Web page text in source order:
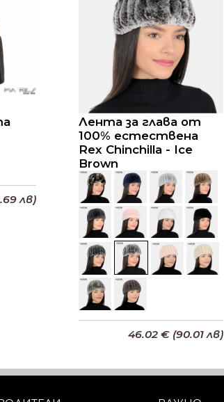
лв)
Лента за глава от
100% естествена
Rex Chinchilla - Ice
Brown
46.02 € (90.01 лв)